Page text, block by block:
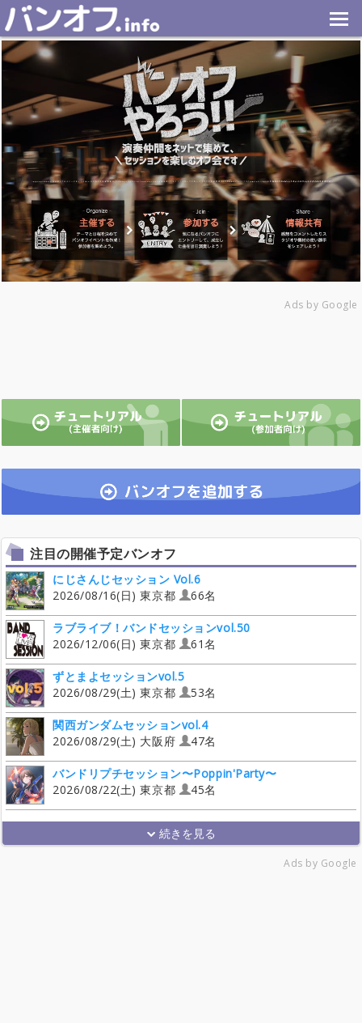
Ads by Google
注目の開催予定バンオフ
にじさんじセッション Vol.6
2026/08/16(日) 東京都
66名
ラブライブ！バンドセッションvol.50
2026/12/06(日) 東京都
61名
ずとまよセッションvol.5
2026/08/29(土) 東京都
53名
関西ガンダムセッションvol.4
2026/08/29(土) 大阪府
47名
バンドリプチセッション〜Poppin'Party〜
2026/08/22(土) 東京都
45名
Ads by Google